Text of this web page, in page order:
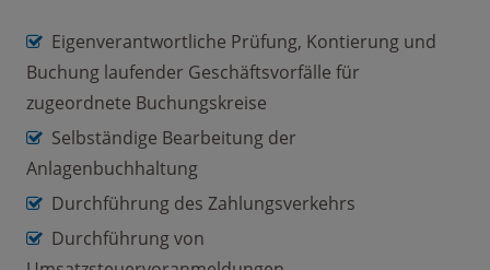
Eigenverantwortliche Prüfung, Kontierung und
Buchung laufender Geschäftsvorfälle für
zugeordnete Buchungskreise
Selbständige Bearbeitung der
Anlagenbuchhaltung
Durchführung des Zahlungsverkehrs
Durchführung von